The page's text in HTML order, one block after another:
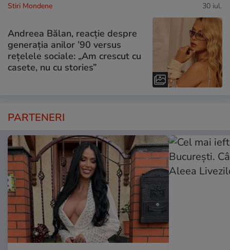
Stiri Mondene 30 iul.
Andreea Bălan, reacție despre
generația anilor ’90 versus
rețelele sociale: „Am crescut cu
casete, nu cu stories”
PARTENERI